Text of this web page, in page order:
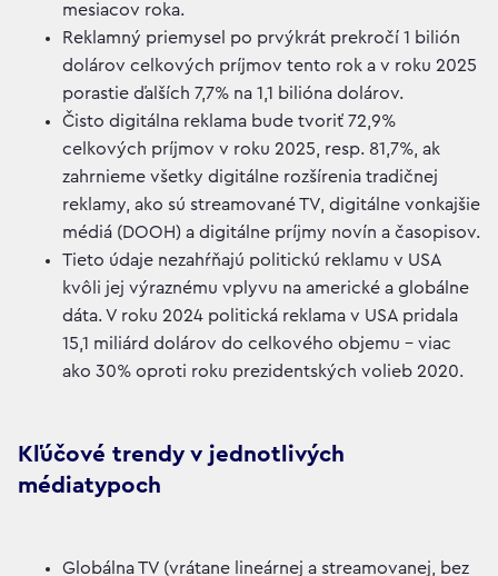
mesiacov roka.
Reklamný priemysel po prvýkrát prekročí 1 bilión
dolárov celkových príjmov tento rok a v roku 2025
porastie ďalších 7,7% na 1,1 bilióna dolárov.
Čisto digitálna reklama bude tvoriť 72,9%
celkových príjmov v roku 2025, resp. 81,7%, ak
zahrnieme všetky digitálne rozšírenia tradičnej
reklamy, ako sú streamované TV, digitálne vonkajšie
médiá (DOOH) a digitálne príjmy novín a časopisov.
Tieto údaje nezahŕňajú politickú reklamu v USA
kvôli jej výraznému vplyvu na americké a globálne
dáta. V roku 2024 politická reklama v USA pridala
15,1 miliárd dolárov do celkového objemu – viac
ako 30% oproti roku prezidentských volieb 2020.
Kľúčové trendy v jednotlivých
médiatypoch
Globálna TV (vrátane lineárnej a streamovanej, bez